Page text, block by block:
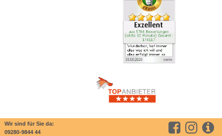
Wir sind für Sie da:
09280-9844 44